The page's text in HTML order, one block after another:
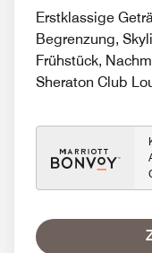
Erstklassige
Begrenzung,
Frühstück,
Sheraton Club